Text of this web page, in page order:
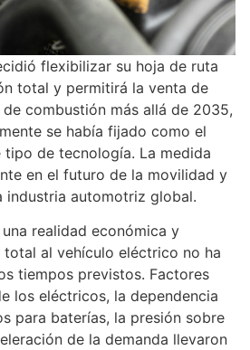
flexibilizar su hoja de ruta
total y permitirá la venta de
combustión más allá de 2035,
se había fijado como el
de tecnología. La medida
en el futuro de la movilidad y
industria automotriz global.
realidad económica y
al vehículo eléctrico no ha
tiempos previstos. Factores
los eléctricos, la dependencia
para baterías, la presión sobre
de la demanda llevaron